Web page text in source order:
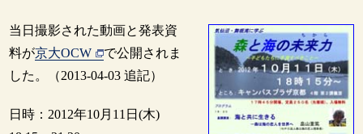
当日撮影された動画と発表資
料が京大OCW
で公開されま
した。（2013-04-03 追記）
日時：2012年10月11日(木)